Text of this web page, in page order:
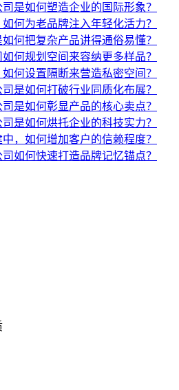
是如何塑造企业的国际形象？
何为老品牌注入年轻化活力？
何把复杂产品讲得通俗易懂？
何规划空间来容纳更多样品？
何设置隔断来营造私密空间？
是如何打破行业同质化布展？
是如何彰显产品的核心卖点？
是如何烘托企业的科技实力？
，如何增加客户的信赖程度？
如何快速打造品牌记忆锚点？